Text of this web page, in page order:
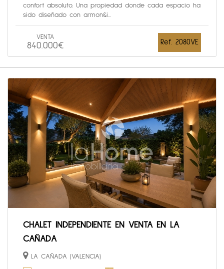
confort absoluto. Una propiedad donde cada espacio ha
sido diseñado con armon&i...
VENTA
840.000€ Ref. 2080VE
CHALET INDEPENDIENTE EN VENTA EN LA
CAÑADA
LA CAÑADA (VALENCIA)